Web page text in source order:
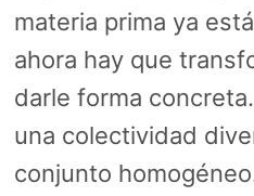
materia prima ya
ahora hay que
darle forma
una colectividad
conjunto